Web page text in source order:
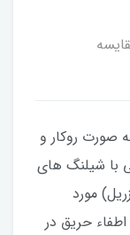
صورت روکار و
با شیلنگ های
مورد
اطفاء حریق در